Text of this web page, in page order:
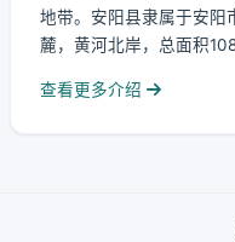
地带。安阳县隶属于安阳
麓，黄河北岸，总面积
查看更多介绍